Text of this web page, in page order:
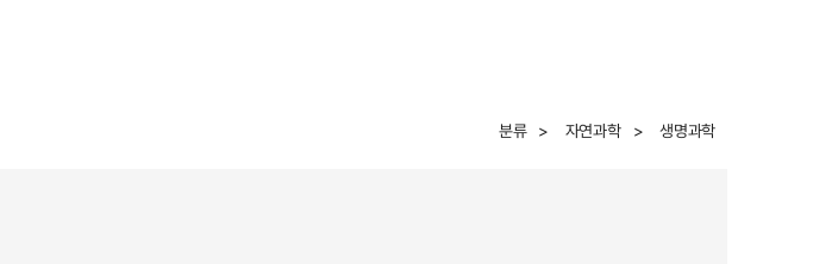
분류 > 자연과학 > 생명과학